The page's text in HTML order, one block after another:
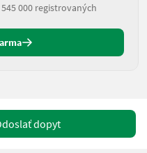
000 registrovaných
dopyt